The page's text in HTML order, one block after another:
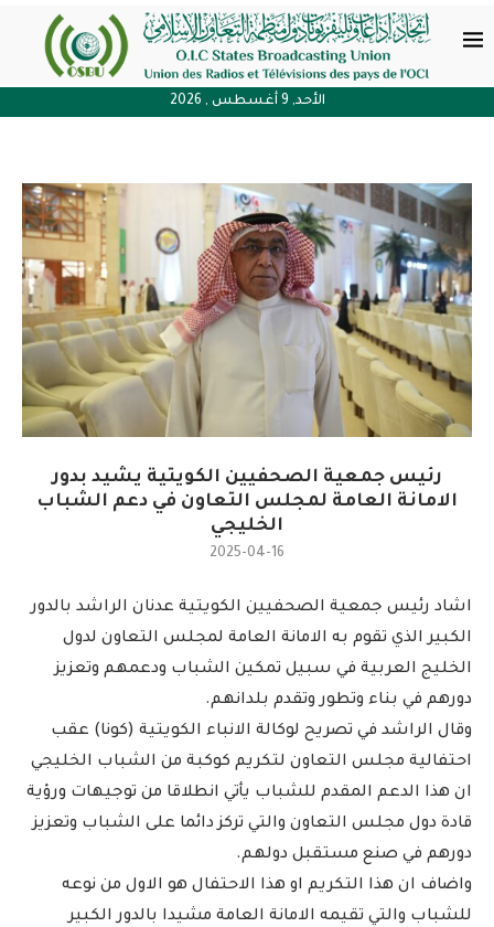
الأحد, 9 أغسطس , 2026
رئيس جمعية الصحفيين الكويتية يشيد بدور
الامانة العامة لمجلس التعاون في دعم الشباب
الخليجي
2025-04-16
اشاد رئيس جمعية الصحفيين الكويتية عدنان الراشد بالدور
الكبير الذي تقوم به الامانة العامة لمجلس التعاون لدول
الخليج العربية في سبيل تمكين الشباب ودعمهم وتعزيز
دورهم في بناء وتطور وتقدم بلدانهم.
وقال الراشد في تصريح لوكالة الانباء الكويتية (كونا) عقب
احتفالية مجلس التعاون لتكريم كوكبة من الشباب الخليجي
ان هذا الدعم المقدم للشباب يأتي انطلاقا من توجيهات ورؤية
قادة دول مجلس التعاون والتي تركز دائما على الشباب وتعزيز
دورهم في صنع مستقبل دولهم.
واضاف ان هذا التكريم او هذا الاحتفال هو الاول من نوعه
للشباب والتي تقيمه الامانة العامة مشيدا بالدور الكبير